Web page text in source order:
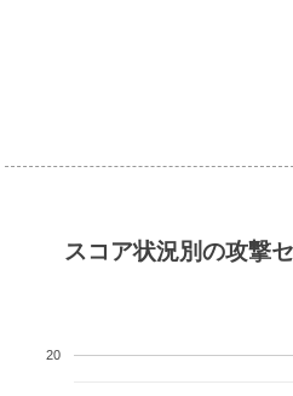
スコア状況別の攻撃
20